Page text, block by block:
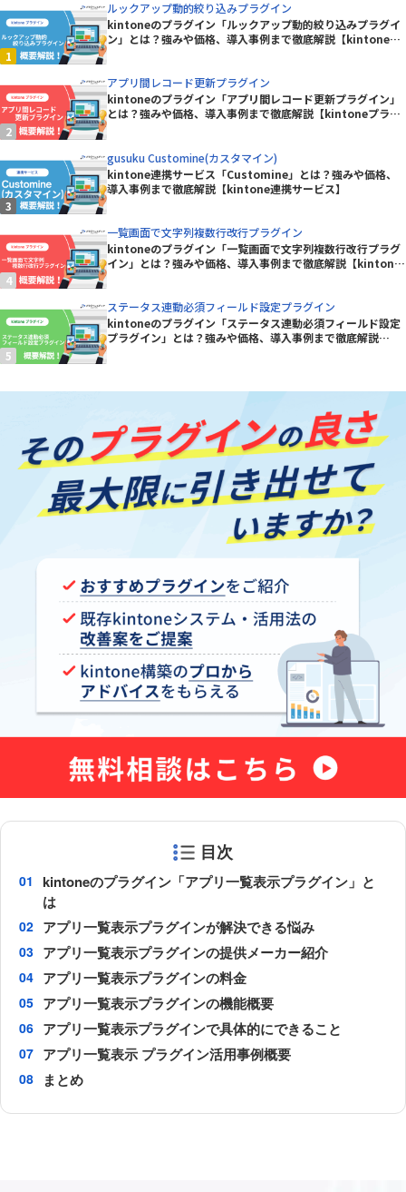
ルックアップ動的絞り込みプラグイン
kintoneのプラグイン「ルックアップ動的絞り込みプラグイ
ン」とは？強みや価格、導入事例まで徹底解説【kintoneプ
アプリ間レコード更新プラグイン
kintoneのプラグイン「アプリ間レコード更新プラグイン」
とは？強みや価格、導入事例まで徹底解説【kintoneプラグ
gusuku Customine(カスタマイン)
kintone連携サービス「Customine」とは？強みや価格、
導入事例まで徹底解説【kintone連携サービス】
一覧画面で文字列複数行改行プラグイン
kintoneのプラグイン「一覧画面で文字列複数行改行プラグ
イン」とは？強みや価格、導入事例まで徹底解説【kintone
ステータス連動必須フィールド設定プラグイン
kintoneのプラグイン「ステータス連動必須フィールド設定
プラグイン」とは？強みや価格、導入事例まで徹底解説
目次
kintoneのプラグイン「アプリ一覧表示プラグイン」と
は
アプリ一覧表示プラグインが解決できる悩み
アプリ一覧表示プラグインの提供メーカー紹介
アプリ一覧表示プラグインの料金
アプリ一覧表示プラグインの機能概要
アプリ一覧表示プラグインで具体的にできること
アプリ一覧表示 プラグイン活用事例概要
まとめ